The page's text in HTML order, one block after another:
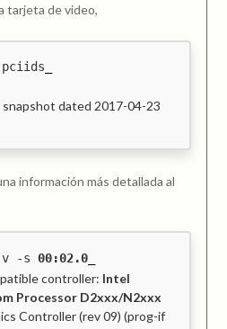
tarjeta de video,
pciids
snapshot dated 2017-04-23
información más detallada al
-s 00:02.0
controller: Intel
Processor D2xxx/N2xxx
Controller (rev 09) (prog-if